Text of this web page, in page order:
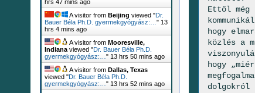
Ettől még
hogy
közlés a
hogy
dolgokról
hrs 47 mins ago
A visitor from Beijing viewed "Dr.
Bauer Béla Ph.D. gyermekgyógyász:… " 13
hrs 4 mins ago
A visitor from Mooresville,
Indiana viewed "Dr. Bauer Béla Ph.D.
gyermekgyógyász:… " 13 hrs 50 mins ago
A visitor from Dallas, Texas
viewed "Dr. Bauer Béla Ph.D.
gyermekgyógyász:… " 13 hrs 52 mins ago